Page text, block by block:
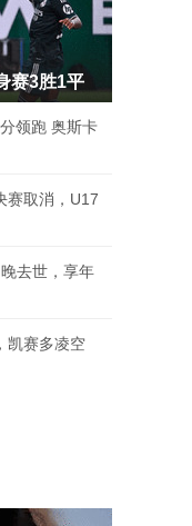
赛3胜1平
领跑 奥斯卡
赛取消，U17
去世，享年
凯赛多凌空